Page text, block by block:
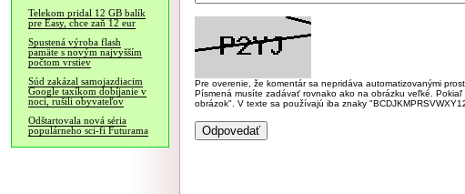
Telekom pridal 12 GB balík
pre Easy, chce zaň 12 eur
Spustená výroba flash
pamäte s novým najvyšším
počtom vrstiev
Súd zakázal samojazdiacim
Google taxíkom dobíjanie v
noci, rušili obyvateľov
Odštartovala nová séria
populárneho sci-fi Futurama
Pre overenie, že komentár sa nepridáva automatizovanými
Písmená musíte zadávať rovnako ako na obrázku veľké.
obrázok". V texte sa používajú iba znaky